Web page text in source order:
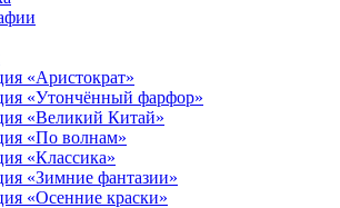
«Аристократ»
«Утончённый фарфор»
«Великий Китай»
«По волнам»
«Классика»
«Зимние фантазии»
«Осенние краски»